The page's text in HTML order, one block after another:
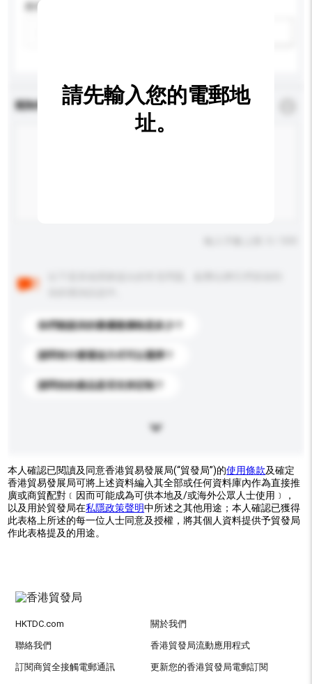
應用
查詢內容 *必須填寫
你們能提供的最優惠價格是多少？
請問有什麼運送方式可以選擇？
請問你的產品是否支持定制？
請先輸入您的電郵地
址。
本人確認已閱讀及同意香港貿易發展局(“貿發局”)的使用條款及確定
香港貿易發展局可將上述資料編入其全部或任何資料庫內作為直接推
廣或商貿配對﹝因而可能成為可供本地及/或海外公眾人士使用﹞，
以及用於貿發局在私隱政策聲明中所述之其他用途；本人確認已獲得
此表格上所述的每一位人士同意及授權，將其個人資料提供予貿發局
作此表格提及的用途。
HKTDC.com 關於我們
聯絡我們 香港貿發局流動應用程式
訂閱商貿全接觸電郵通訊 更新您的香港貿發局電郵訂閱